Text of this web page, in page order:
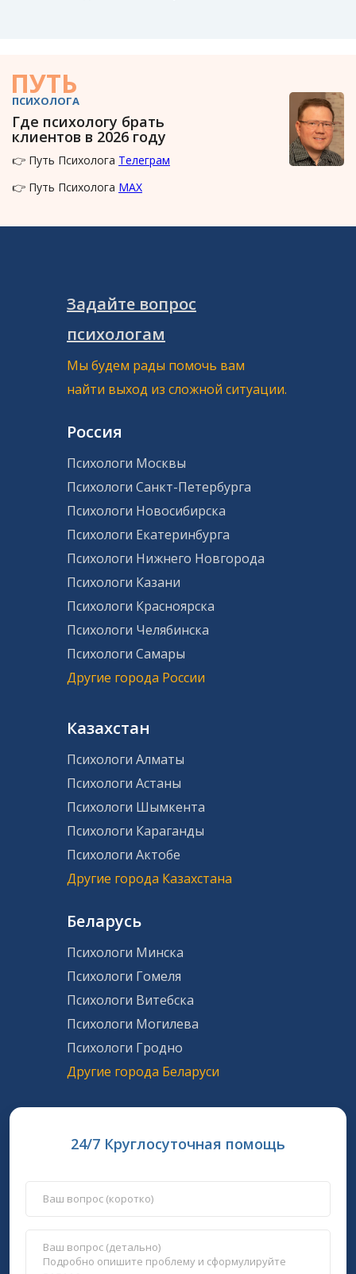
ПУТЬ
ПСИХОЛОГА
Где психологу брать
клиентов в 2026 году
👉 Путь Психолога Телеграм
👉 Путь Психолога MAX
Задайте вопрос
психологам
Мы будем рады помочь вам
найти выход из сложной ситуации.
Россия
Психологи Москвы
Психологи Санкт-Петербурга
Психологи Новосибирска
Психологи Екатеринбурга
Психологи Нижнего Новгорода
Психологи Казани
Психологи Красноярска
Психологи Челябинска
Психологи Самары
Другие города России
Казахстан
Психологи Алматы
Психологи Астаны
Психологи Шымкента
Психологи Караганды
Психологи Актобе
Другие города Казахстана
Беларусь
Психологи Минска
Психологи Гомеля
Психологи Витебска
Психологи Могилева
Психологи Гродно
Другие города Беларуси
24/7 Круглосуточная помощь